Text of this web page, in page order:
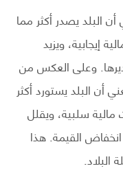
البلد يصدر أكثر مما
إيجابية، ويزيد
وعلى العكس من
أن البلد يستورد أكثر
سلبية، ويقلل
القيمة. هذا